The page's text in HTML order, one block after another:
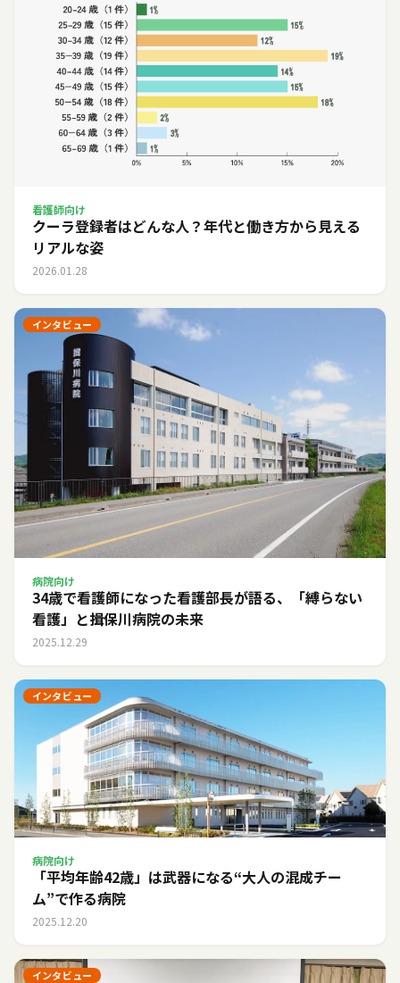
看護師向け
クーラ登録者はどんな人？年代と働き方から見える
リアルな姿
2026.01.28
インタビュー
病院向け
34歳で看護師になった看護部長が語る、「縛らない
看護」と揖保川病院の未来
2025.12.29
インタビュー
病院向け
「平均年齢42歳」は武器になる――“大人の混成チー
ム”で作る病院
2025.12.20
インタビュー